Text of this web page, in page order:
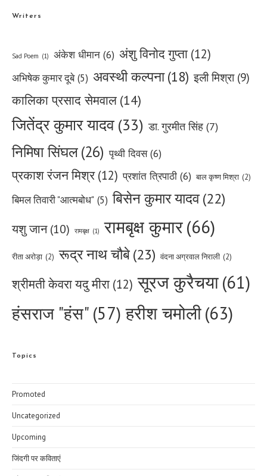
Writers
Sad Poem (1) अंकेश धीमान (6) अंशु विनोद गुप्ता (12)
अभिषेक कुमार दूबे (5) अवस्थी कल्पना (18) इली मिश्रा (9)
कालिका प्रसाद सेमवाल (14)
जितेंद्र कुमार यादव (33) डा. गुरमीत सिंह (7)
निमिषा सिंघल(26) पृथ्वी दिवस (6)
प्रकाश रंजन मिश्र (12) प्रशांत त्रिपाठी (6) बाल कृष्ण मिश्रा (2)
बिमल तिवारी "आत्मबोध" (5) बिसेन कुमार यादव(22)
यशु जान (10) रामबृक्ष (1) रामबृक्ष कुमार(66)
रीता अरोड़ा (2) रूद्र नाथ चौबे(23) वंदना अग्रवाल निराली (2)
श्रीमती केवरा यदु मीरा (12) सूरज कुरैचया(61)
हंसराज "हंस" (57) हरीश चमोली(63)
Topics
Promoted
Uncategorized
Upcoming
जिंदगी पर कविताएं